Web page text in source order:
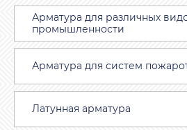
Арматура для различных
промышленности
Арматура для систем
Латунная арматура